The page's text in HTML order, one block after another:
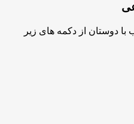
دوستان از دکمه های زیر